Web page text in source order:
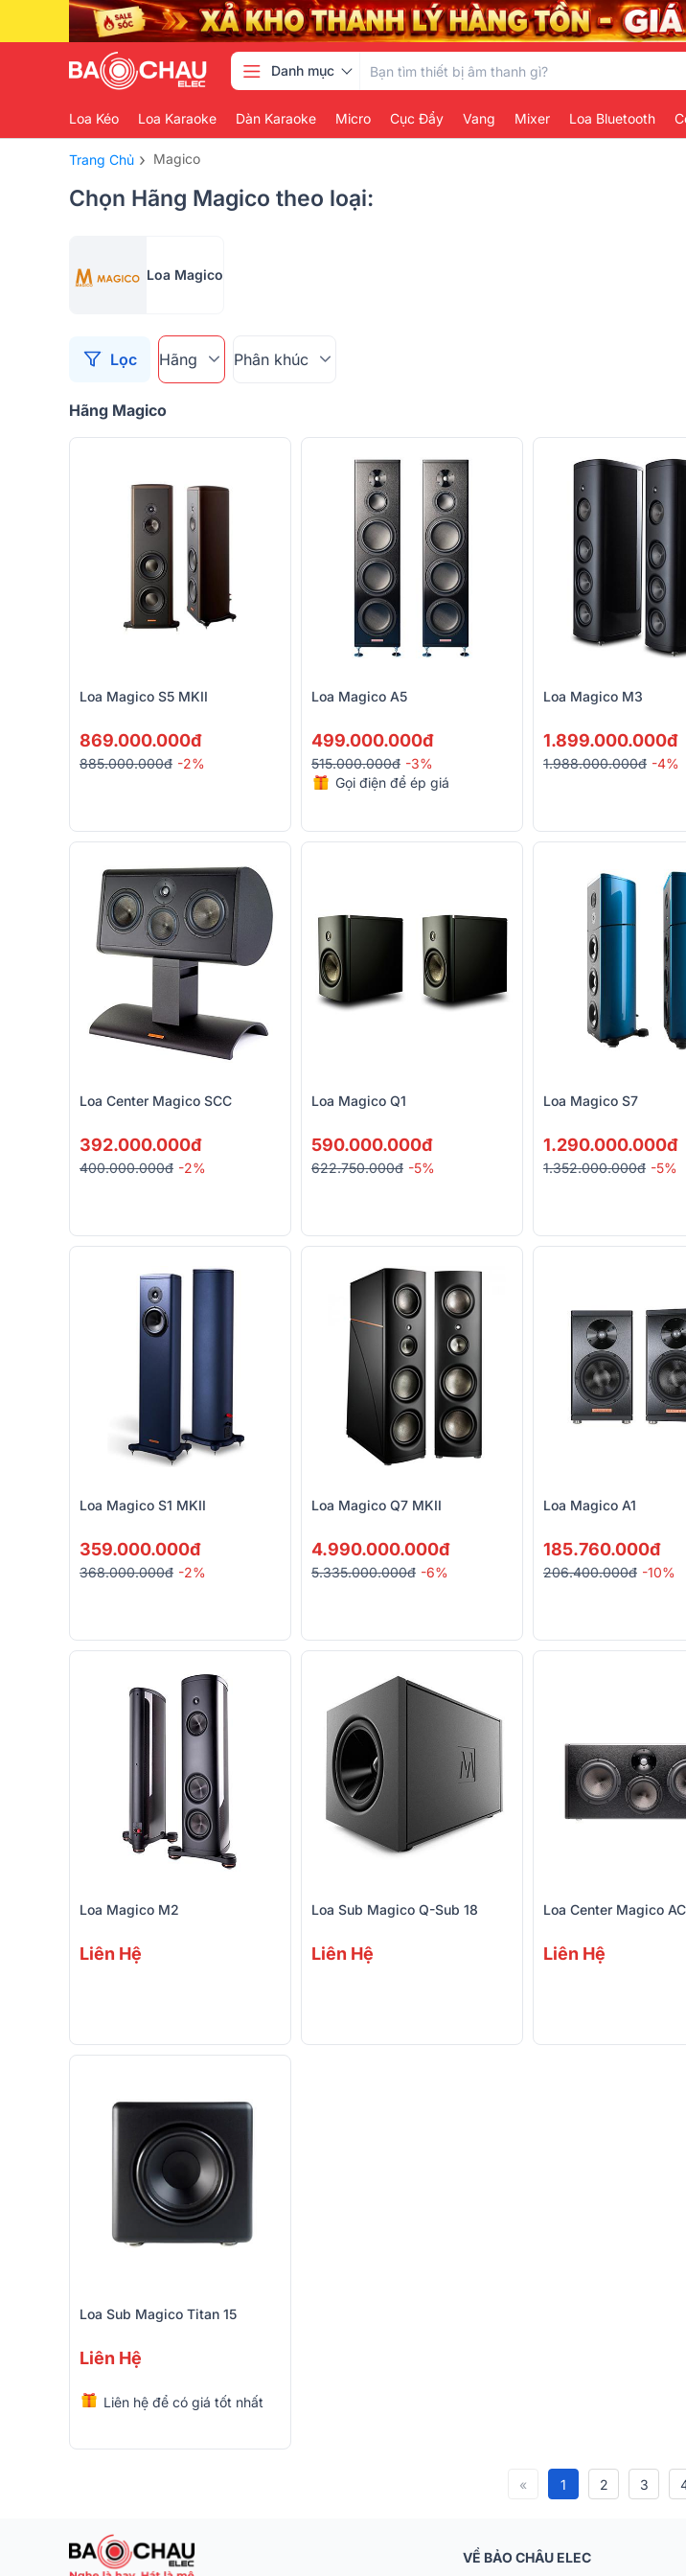
Danh mục
Loa Kéo Loa Karaoke Dàn Karaoke Micro Cục Đẩy Vang Mixer Loa Bluetooth
Trang Chủ › Magico
Chọn Hãng Magico theo loại:
Loa Magico
Lọc Hãng Phân khúc
Hãng Magico
Loa Magico S5 MKII
869.000.000đ
885.000.000đ -2%
Loa Magico A5
499.000.000đ
515.000.000đ -3%
Gọi điện để ép giá
Loa Magico M3
1.899.000.000đ
1.988.000.000đ -4%
Loa Center Magico SCC
392.000.000đ
400.000.000đ -2%
Loa Magico Q1
590.000.000đ
622.750.000đ -5%
Loa Magico S7
1.290.000.000đ
1.352.000.000đ -5%
Loa Magico S1 MKII
359.000.000đ
368.000.000đ -2%
Loa Magico Q7 MKII
4.990.000.000đ
5.335.000.000đ -6%
Loa Magico A1
185.760.000đ
206.400.000đ -10%
Loa Magico M2
Liên Hệ
Loa Sub Magico Q-Sub 18
Liên Hệ
Loa Center Magico
Liên Hệ
Loa Sub Magico Titan 15
Liên Hệ
Liên hệ để có giá tốt nhất
« 1 2 3
VỀ BẢO CHÂU ELEC